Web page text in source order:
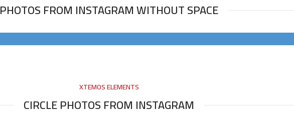
PHOTOS FROM INSTAGRAM WITHOUT SPACE
XTEMOS ELEMENTS
CIRCLE PHOTOS FROM INSTAGRAM